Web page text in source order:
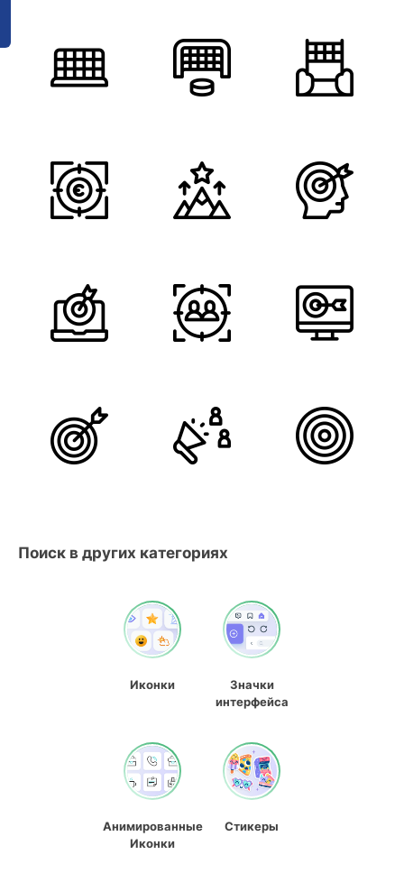
Поиск в других категориях
Иконки
Значки
интерфейса
Анимированные
Иконки
Стикеры